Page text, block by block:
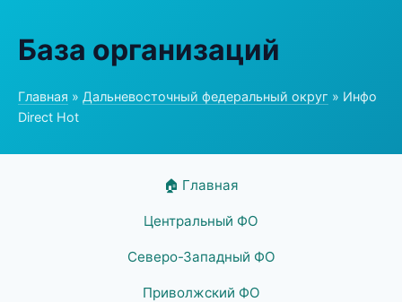
База организаций
Главная » Дальневосточный федеральный округ » Инфо
Direct Hot
🏠 Главная
Центральный ФО
Северо-Западный ФО
Приволжский ФО